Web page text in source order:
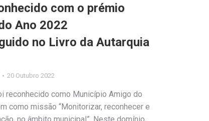
com o prémio
Ano 2022
no Livro da Autarquia
20 Outubro 2022
reconhecido como Município Amigo do
como missão “Monitorizar, reconhecer e